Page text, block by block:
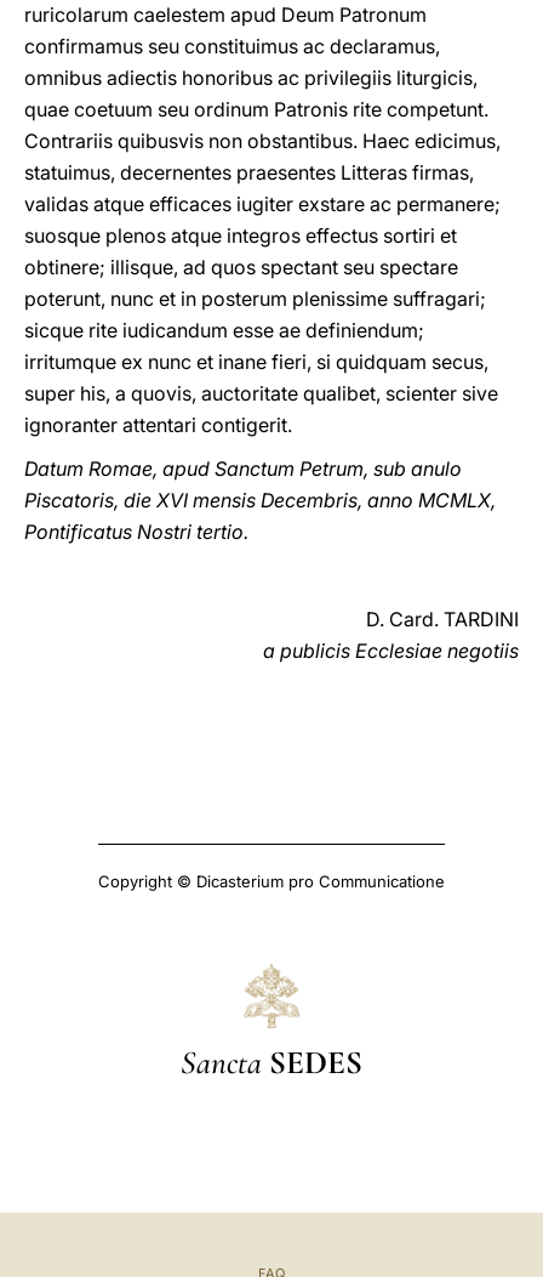
ruricolarum caelestem apud Deum Patronum
confirmamus seu constituimus ac declaramus,
omnibus adiectis honoribus ac privilegiis liturgicis,
quae coetuum seu ordinum Patronis rite competunt.
Contrariis quibusvis non obstantibus. Haec edicimus,
statuimus, decernentes praesentes Litteras firmas,
validas atque efficaces iugiter exstare ac permanere;
suosque plenos atque integros effectus sortiri et
obtinere; illisque, ad quos spectant seu spectare
poterunt, nunc et in posterum plenissime suffragari;
sicque rite iudicandum esse ae definiendum;
irritumque ex nunc et inane fieri, si quidquam secus,
super his, a quovis, auctoritate qualibet, scienter sive
ignoranter attentari contigerit.
Datum Romae, apud Sanctum Petrum, sub anulo
Piscatoris, die XVI mensis Decembris, anno MCMLX,
Pontificatus Nostri tertio.
D. Card. TARDINI
a publicis Ecclesiae negotiis
Copyright © Dicasterium pro Communicatione
Sancta SEDES
FAQ